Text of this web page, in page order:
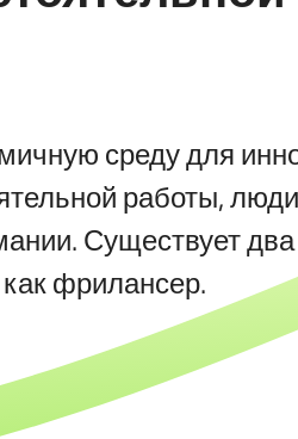
среду для
работы,
Существует
фрилансер.